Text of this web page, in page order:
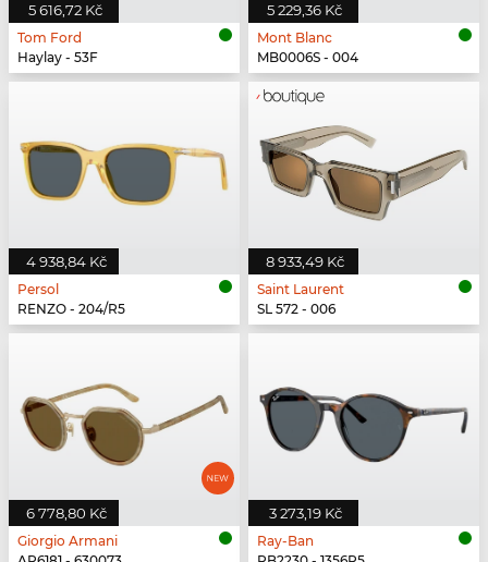
5 616,72 Kč
Tom Ford
Haylay - 53F
5 229,36 Kč
Mont Blanc
MB0006S - 004
4 938,84 Kč
Persol
RENZO - 204/R5
8 933,49 Kč
Saint Laurent
SL 572 - 006
6 778,80 Kč
Giorgio Armani
3 273,19 Kč
Ray-Ban